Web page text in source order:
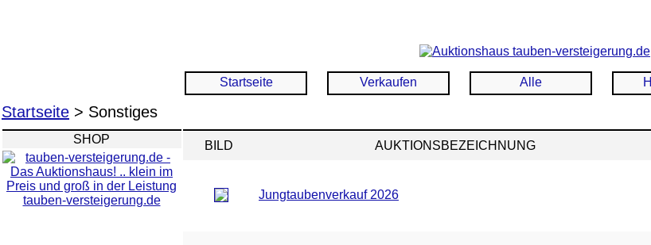
Startseite Verkaufen Alle
Startseite > Sonstiges
SHOP
tauben-versteigerung.de
BILD AUKTIONSBEZEICHNUNG
Jungtaubenverkauf 2026